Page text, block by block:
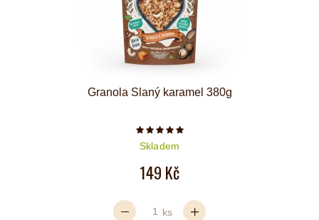
Granola Slaný karamel 380g
Počet hvězdiček je 5 z 5
Skladem
149 Kč
ks